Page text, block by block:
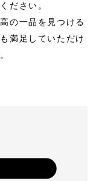
ださい。
の一品を見つける
満足していただけ